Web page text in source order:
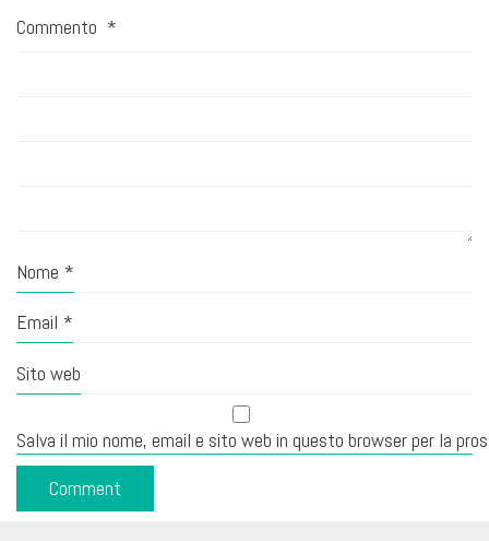
Commento *
Nome *
Email *
Sito web
Salva il mio nome, email e sito web in questo browser per la